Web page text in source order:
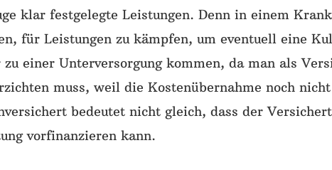
klar festgelegte Leistungen. Denn in einem
für Leistungen zu kämpfen, um eventuell eine
zu einer Unterversorgung kommen, da man als
muss, weil die Kostenübernahme noch
bedeutet nicht gleich, dass der
vorfinanzieren kann.